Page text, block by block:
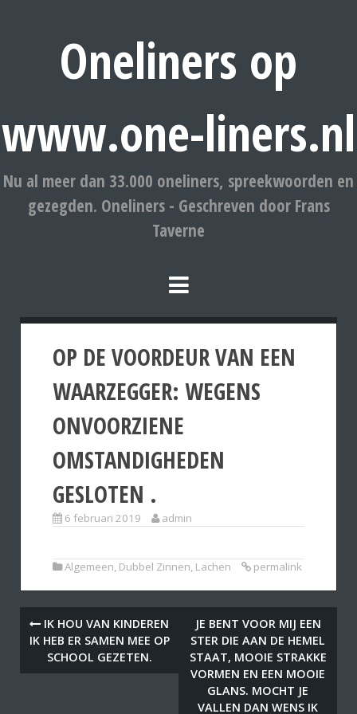
Oneliners op
www.one-liners.nl
Nu al meer dan 33.000 oneliners, spreekwoorden en
gezegden. Oneliners - Geschreven door Frans
Taverne
OP DE VOORDEUR VAN EEN
WAARZEGGER: WEGENS
ONVOORZIENE
OMSTANDIGHEDEN
GESLOTEN .
6 februari 2019 admin
Algemeen, Dubbel Zinnen, Lachen permalink
IK HOU VAN KINDEREN
IK HEB ER SAMEN MEE OP
SCHOOL GEZETEN.
JE BENT VOOR MIJ EEN
STER DIE AAN DE HEMEL
STAAT, MOOIE STRAKKE
VORMEN EN EEN MOOIE
GLANS. MOCHT JE
VALLEN DAN WENS IK